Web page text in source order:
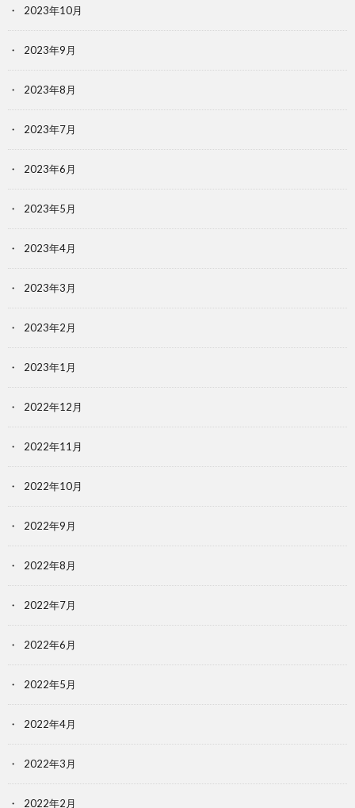
2023年10月
2023年9月
2023年8月
2023年7月
2023年6月
2023年5月
2023年4月
2023年3月
2023年2月
2023年1月
2022年12月
2022年11月
2022年10月
2022年9月
2022年8月
2022年7月
2022年6月
2022年5月
2022年4月
2022年3月
2022年2月